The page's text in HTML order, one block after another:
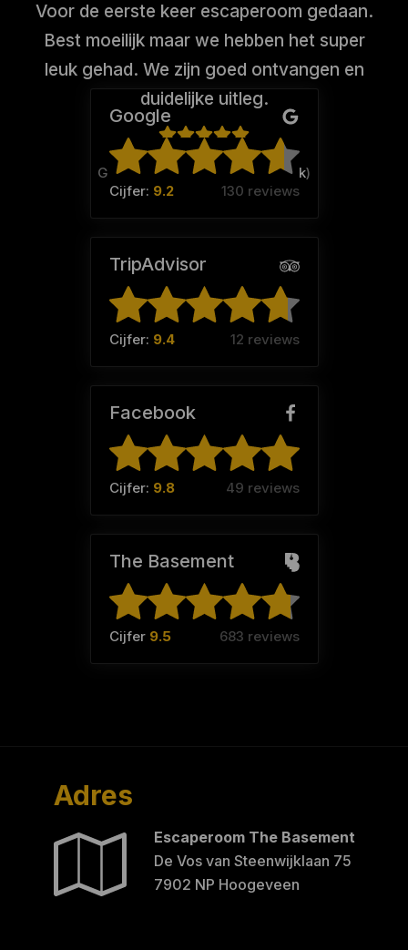
Voor de eerste keer escaperoom gedaan.
Best moeilijk maar we hebben het super
leuk gehad. We zijn goed ontvangen en
duidelijke uitleg.
Gerda koekoek (Team:Koekoek)
Google
Cijfer: 9.2 130 reviews
TripAdvisor
Cijfer: 9.4 12 reviews
Facebook
Cijfer: 9.8 49 reviews
The Basement
Cijfer 9.5 683 reviews
Adres
Escaperoom The Basement
De Vos van Steenwijklaan 75
7902 NP Hoogeveen